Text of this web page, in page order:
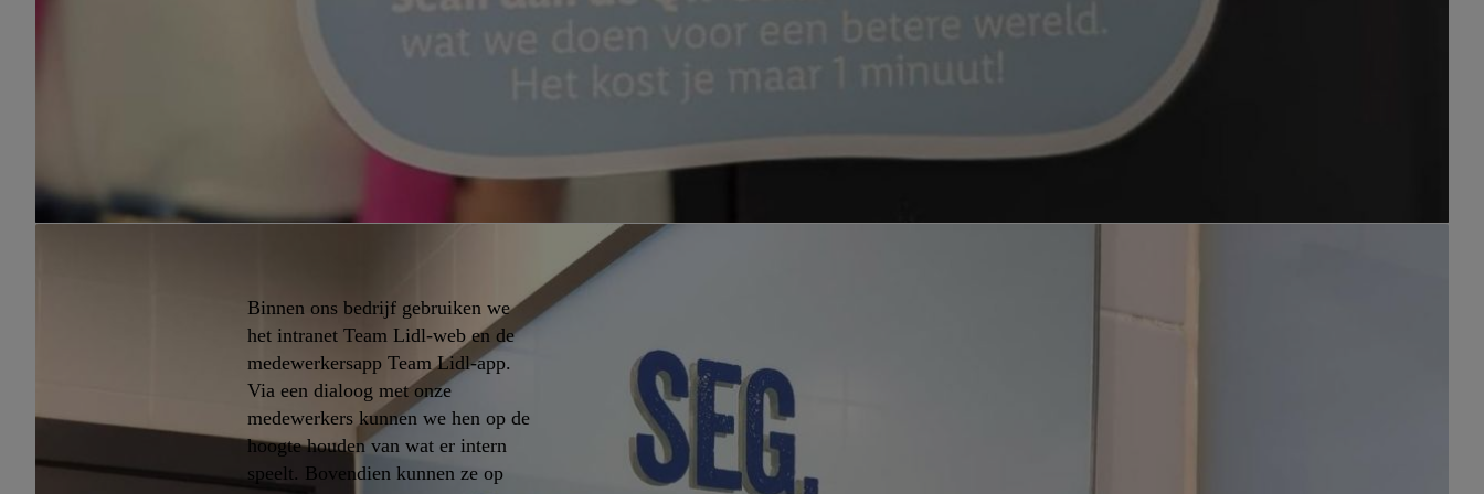
Binnen ons bedrijf gebruiken we
het intranet Team Lidl-web en de
medewerkersapp Team Lidl-app.
Via een dialoog met onze
medewerkers kunnen we hen op de
hoogte houden van wat er intern
speelt. Bovendien kunnen ze op